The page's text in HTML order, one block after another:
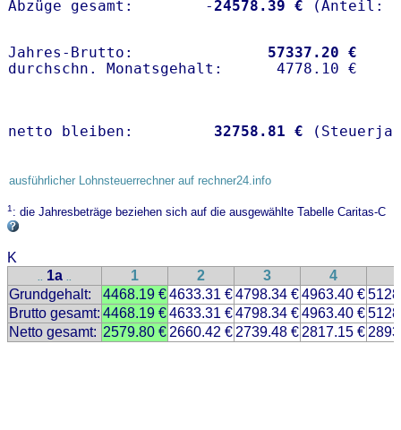
Abzüge gesamt:        -24578.39 €
Jahres-Brutto: 57337.20 €
netto bleiben: 32758.81 €
ausführlicher Lohnsteuerrechner auf rechner24.info
1: die Jahresbeträge beziehen sich auf die ausgewählte Tabelle Caritas-C
K
.. 1a .. 1 2 3 4
Grundgehalt:
4468.19 €4633.31 €4798.34 €4963.40 €
Brutto gesamt: 4468.19 €4633.31 €4798.34 €4963.40 €
Netto gesamt: 2579.80 € 2660.42 € 2739.48 € 2817.15 €